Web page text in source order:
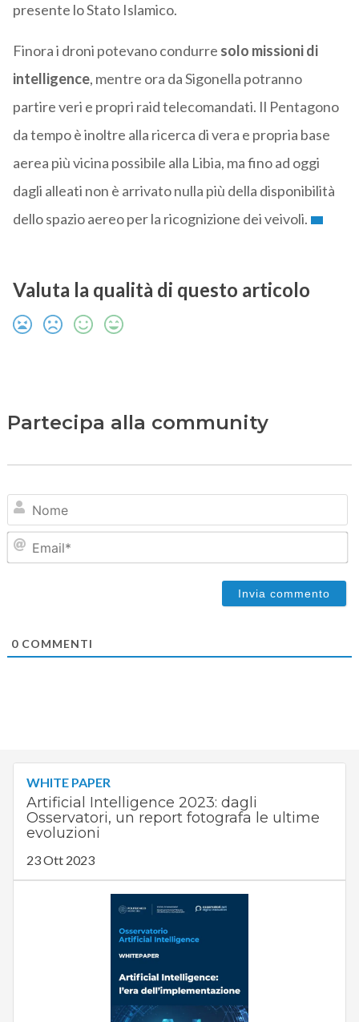
presente lo Stato Islamico.
Finora i droni potevano condurre solo missioni di
intelligence, mentre ora da Sigonella potranno
partire veri e propri raid telecomandati. Il Pentagono
da tempo è inoltre alla ricerca di vera e propria base
aerea più vicina possibile alla Libia, ma fino ad oggi
dagli alleati non è arrivato nulla più della disponibilità
dello spazio aereo per la ricognizione dei veivoli.
Valuta la qualità di questo articolo
Partecipa alla community
0COMMENTI
WHITE PAPER
Artificial Intelligence 2023: dagli
Osservatori, un report fotografa le ultime
evoluzioni
23 Ott 2023